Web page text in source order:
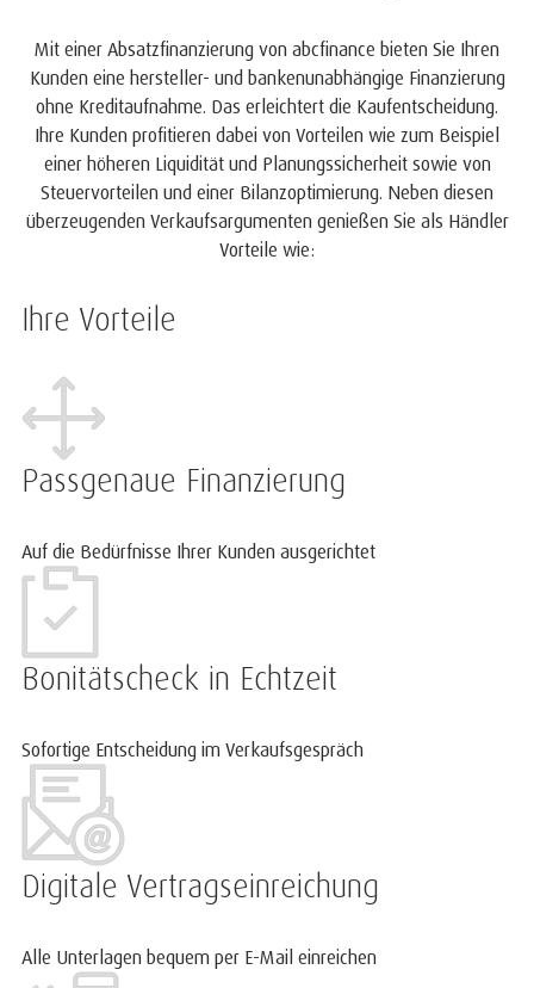
Mit einer Absatzfinanzierung von abcfinance bieten Sie Ihren
Kunden eine hersteller- und bankenunabhängige Finanzierung
ohne Kreditaufnahme. Das erleichtert die Kaufentscheidung.
Ihre Kunden profitieren dabei von Vorteilen wie zum Beispiel
einer höheren Liquidität und Planungssicherheit sowie von
Steuervorteilen und einer Bilanzoptimierung. Neben diesen
überzeugenden Verkaufsargumenten genießen Sie als Händler
Vorteile wie:
Ihre Vorteile
Passgenaue Finanzierung
Auf die Bedürfnisse Ihrer Kunden ausgerichtet
Bonitätscheck in Echtzeit
Sofortige Entscheidung im Verkaufsgespräch
Digitale Vertragseinreichung
Alle Unterlagen bequem per E-Mail einreichen